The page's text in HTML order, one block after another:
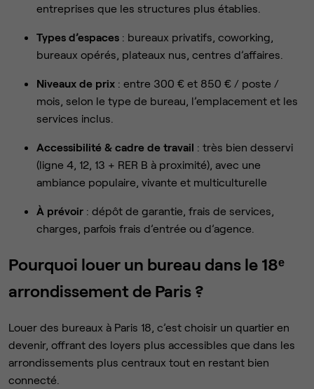
entreprises que les structures plus établies.
Types d’espaces : bureaux privatifs, coworking,
bureaux opérés, plateaux nus, centres d’affaires.
Niveaux de prix : entre 300 € et 850 € / poste /
mois, selon le type de bureau, l’emplacement et les
services inclus.
Accessibilité & cadre de travail : très bien desservi
(ligne 4, 12, 13 + RER B à proximité), avec une
ambiance populaire, vivante et multiculturelle
À prévoir : dépôt de garantie, frais de services,
charges, parfois frais d’entrée ou d’agence.
Pourquoi louer un bureau dans le 18ᵉ
arrondissement de Paris ?
Louer des bureaux à Paris 18, c’est choisir un quartier en
devenir, offrant des loyers plus accessibles que dans les
arrondissements plus centraux tout en restant bien
connecté.